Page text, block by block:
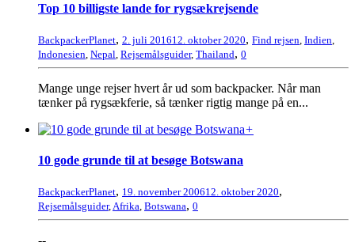
Top 10 billigste lande for rygsækrejsende
BackpackerPlanet, 2. juli 201612. oktober 2020, Find rejsen Indien
Indonesien Nepal Rejsemålsguider, Thailand, 0
Mange unge rejser hvert år ud som backpacker. Når man
tænker på rygsækferie, så tænker rigtig mange på en...
+
10 gode grunde til at besøge Botswana
BackpackerPlanet, 19. november 200612. oktober 2020,
Rejsemålsguider,Afrika, Botswana, 0